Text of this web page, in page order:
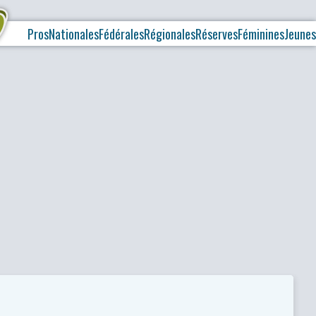
ProsNationalesFédéralesRégionalesRéservesFémininesJeunes